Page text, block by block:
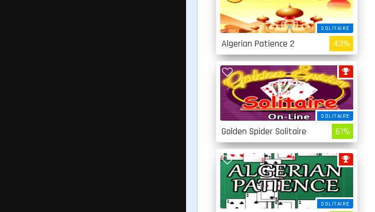
SOLITAIRE
Algerian Patience 2 43%
SOLITAIRE
Golden Spider Solitaire 61%
SOLITAIRE